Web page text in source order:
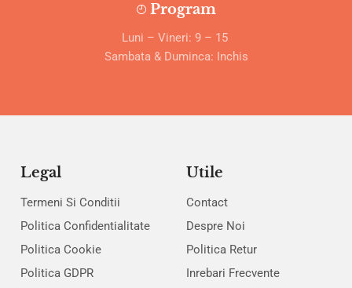
Program
Luni – Vineri: 9 – 15
Sambata & Duminca: Inchis
Legal
Termeni Si Conditii
Politica Confidentialitate
Politica Cookie
Politica GDPR
Utile
Contact
Despre Noi
Politica Retur
Inrebari Frecvente